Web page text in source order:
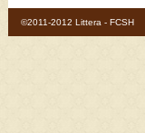
©2011-2012 Littera - FCSH